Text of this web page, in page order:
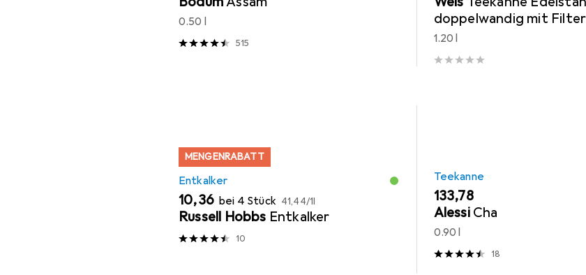
0.50 l
515
doppelwandig mit Filter
1.20 l
MENGENRABATT
Entkalker
EUR
10,36 bei 4 Stück EUR
41,44/1l
Russell Hobbs Entkalker
10
Teekanne
EUR
133,78
Alessi Cha
0.90 l
18